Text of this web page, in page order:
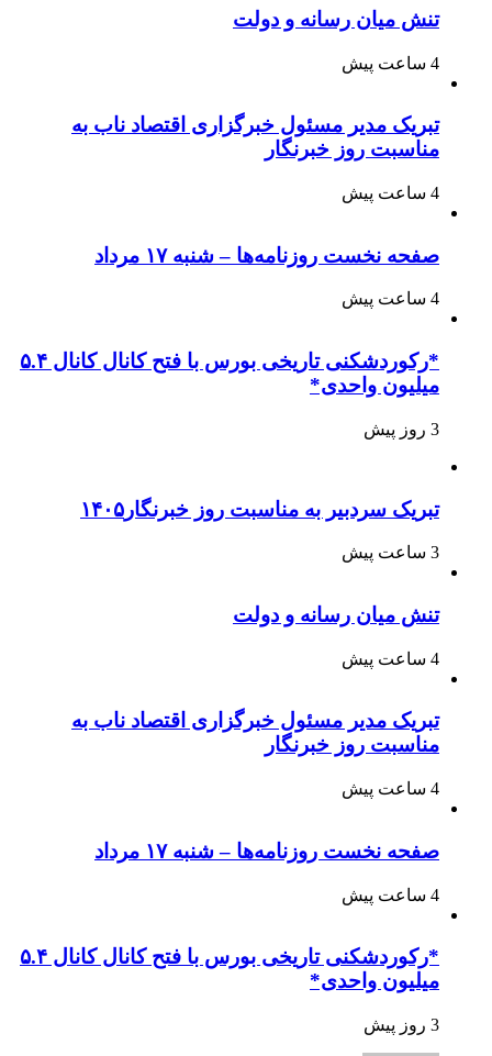
تنش میان رسانه و دولت
4 ساعت پیش
تبریک مدیر مسئول خبرگزاری اقتصاد ناب به
مناسبت روز خبرنگار
4 ساعت پیش
صفحه نخست روزنامه‌ها – شنبه ۱۷ مرداد
4 ساعت پیش
*رکوردشکنی تاریخی بورس با فتح کانال کانال ۵.۴
میلیون واحدی*
3 روز پیش
تبریک سردبیر به مناسبت روز خبرنگار۱۴۰۵
3 ساعت پیش
تنش میان رسانه و دولت
4 ساعت پیش
تبریک مدیر مسئول خبرگزاری اقتصاد ناب به
مناسبت روز خبرنگار
4 ساعت پیش
صفحه نخست روزنامه‌ها – شنبه ۱۷ مرداد
4 ساعت پیش
*رکوردشکنی تاریخی بورس با فتح کانال کانال ۵.۴
میلیون واحدی*
3 روز پیش